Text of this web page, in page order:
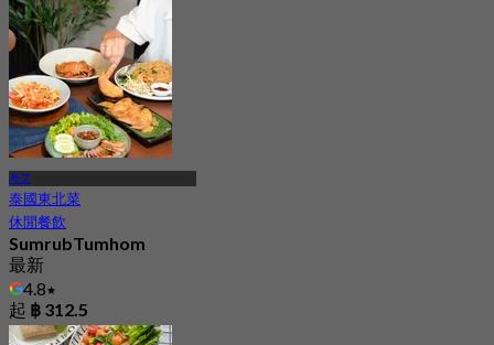
考艾
泰國東北菜
休閒餐飲
SumrubTumhom
最新
4.8
起 ฿ 312.5